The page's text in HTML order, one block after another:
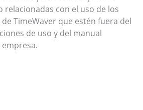
relacionadas con el uso de los
TimeWaver que estén fuera del
de uso y del manual